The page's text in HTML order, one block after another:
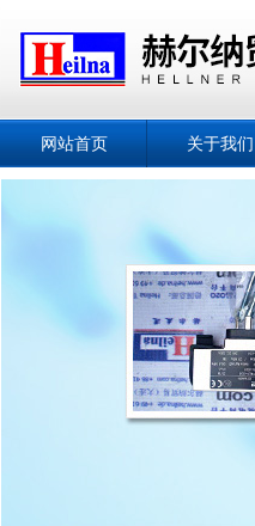
网站首页 关于我们